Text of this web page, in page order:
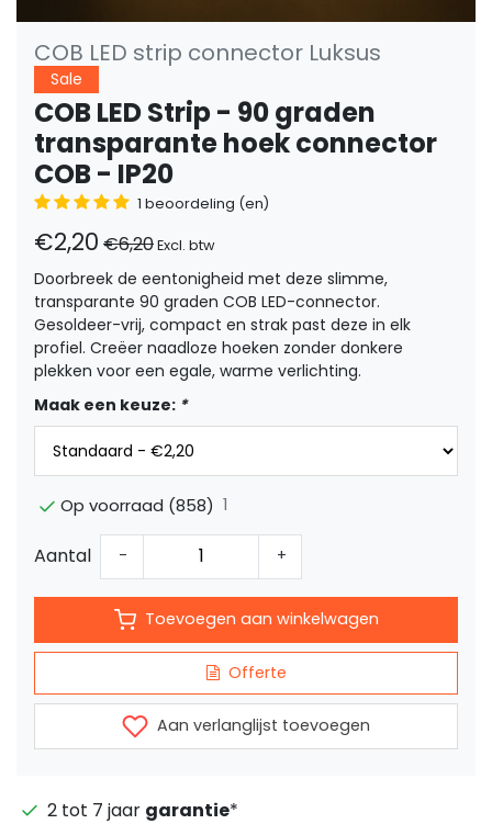
COB LED strip connector Luksus
Sale
COB LED Strip - 90 graden
transparante hoek connector
COB - IP20
1 beoordeling (en)
€2,20 €6,20Excl. btw
Doorbreek de eentonigheid met deze slimme,
transparante 90 graden COB LED-connector.
Gesoldeer-vrij, compact en strak past deze in elk
profiel. Creëer naadloze hoeken zonder donkere
plekken voor een egale, warme verlichting.
Maak een keuze: *
Op voorraad (858) 1
Aantal - +
Toevoegen aan winkelwagen
Offerte
Aan verlanglijst toevoegen
2 tot 7 jaar garantie*